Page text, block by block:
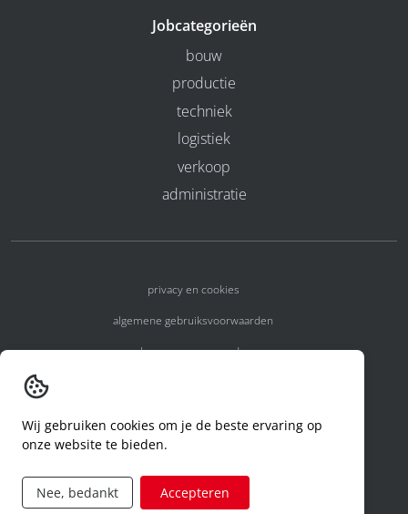
Jobcategorieën
bouw
productie
techniek
logistiek
verkoop
administratie
privacy en cookies
algemene gebruiksvoorwaarden
algemene voorwaarden
code of conduct
aanvraag rechten ivm privacy
Wij gebruiken cookies om je de beste ervaring op
onze website te bieden.
Nee, bedankt Accepteren